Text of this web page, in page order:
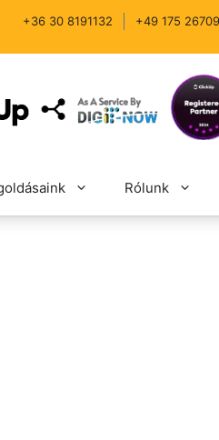
+36 30 8191132 +49 175
Rólunk